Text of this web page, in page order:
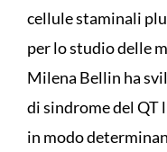
cellule staminali
per lo studio delle
Milena Bellin ha
di sindrome del QT
in modo